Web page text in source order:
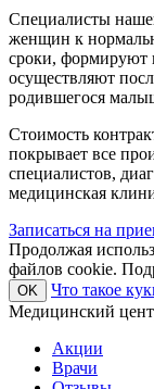
Специалисты
женщин к
сроки, формируют
осуществляют
родившегося
Стоимость
покрывает все
специалистов,
медицинская
Записаться на
Продолжая
файлов cookie.
OK
Что такое
Медицинский
Акции
Врачи